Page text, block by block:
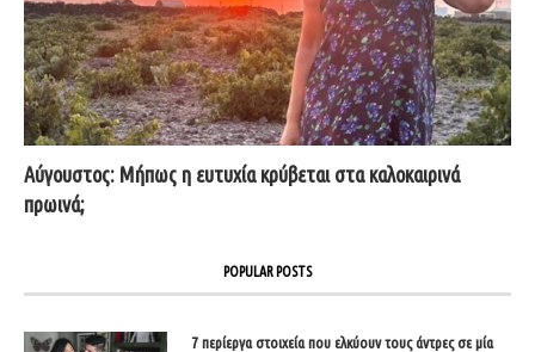
Αύγουστος: Μήπως η ευτυχία κρύβεται στα καλοκαιρινά
πρωινά;
POPULAR POSTS
7 περίεργα στοιχεία που ελκύουν τους άντρες σε μία